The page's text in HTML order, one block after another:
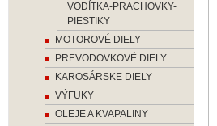
VODÍTKA-PRACHOVKY-
PIESTIKY
MOTOROVÉ DIELY
PREVODOVKOVÉ DIELY
KAROSÁRSKE DIELY
VÝFUKY
OLEJE A KVAPALINY